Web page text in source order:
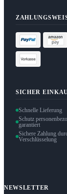
SICHER
Schnelle Lieferung
Schutz
garantiert
Sichere Zahlung
Verschlüsselung
NEWSLETTER